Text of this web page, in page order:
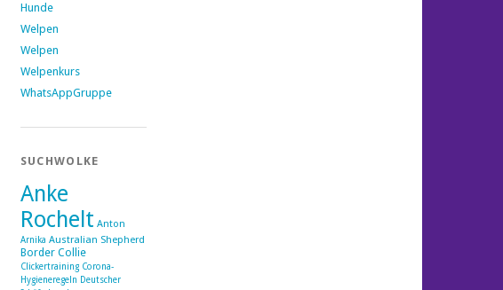
Hunde
Welpen
Welpen
Welpenkurs
WhatsAppGruppe
SUCHWOLKE
Anke
Rochelt Anton
Arnika Australian Shepherd
Border Collie
Clickertraining Corona-
Hygieneregeln Deutscher